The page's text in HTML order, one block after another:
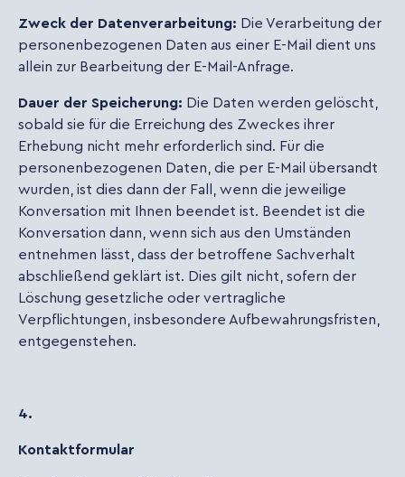
Zweck der Datenverarbeitung: Die Verarbeitung der
personenbezogenen Daten aus einer E-Mail dient uns
allein zur Bearbeitung der E-Mail-Anfrage.
Dauer der Speicherung: Die Daten werden gelöscht,
sobald sie für die Erreichung des Zweckes ihrer
Erhebung nicht mehr erforderlich sind. Für die
personenbezogenen Daten, die per E-Mail übersandt
wurden, ist dies dann der Fall, wenn die jeweilige
Konversation mit Ihnen beendet ist. Beendet ist die
Konversation dann, wenn sich aus den Umständen
entnehmen lässt, dass der betroffene Sachverhalt
abschließend geklärt ist. Dies gilt nicht, sofern der
Löschung gesetzliche oder vertragliche
Verpflichtungen, insbesondere Aufbewahrungsfristen,
entgegenstehen.
4.
Kontaktformular